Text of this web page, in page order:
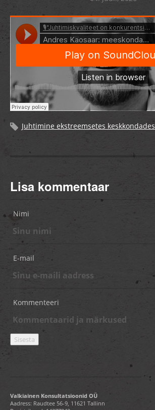
Juhtimine ekstreemsetes keskkondades
Lisa kommentaar
Nimi
E-mail
Kommenteeri
Valkiainen Konsultatsioonid OÜ
Aadress: Raudtee 56-9, 11621 Tallinn